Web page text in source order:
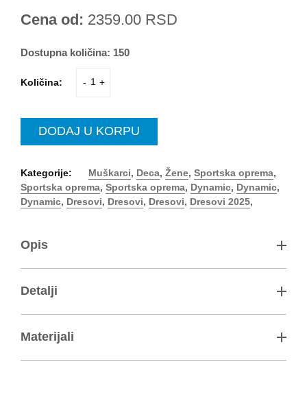
Cena od: 2359.00 RSD
Dostupna količina: 150
Količina: - +
DODAJ U KORPU
Kategorije: Muškarci, Deca, Žene, Sportska oprema,
Sportska oprema, Sportska oprema, Dynamic, Dynamic,
Dynamic, Dresovi, Dresovi, Dresovi, Dresovi 2025,
Opis
Detalji
Materijali